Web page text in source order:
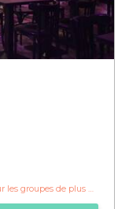
de plus de 20 pers !